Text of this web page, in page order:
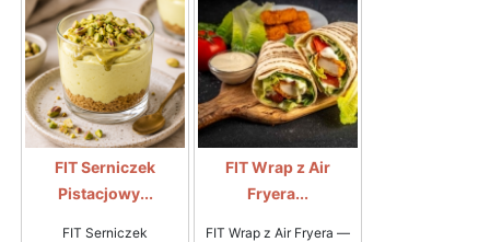
FIT Serniczek
Pistacjowy...
FIT Serniczek
FIT Wrap z Air
Fryera...
FIT Wrap z Air Fryera —